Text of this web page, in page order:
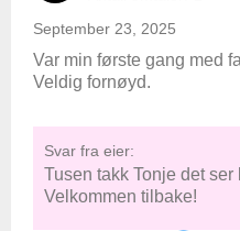
September 23, 2025
Var min første gang med
Veldig fornøyd.
Svar fra eier:
Tusen takk Tonje det
Velkommen tilbake!